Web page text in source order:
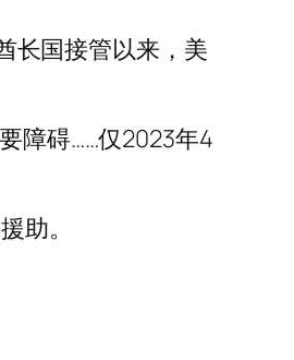
长国接管以来，美
障碍……仅2023年4
助。